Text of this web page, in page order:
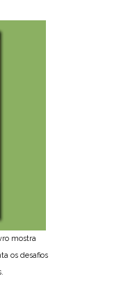
mostra
os desafios